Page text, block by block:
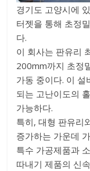
경기도 고양시에
터젯을 통해 초정
다.
이 회사는 판유리
200mm까지 초정
가동 중이다. 이
되는 고난이도의
가능하다.
특히, 대형 판유리
증가하는 가운데
특수 가공제품과
따내기 제품의 신